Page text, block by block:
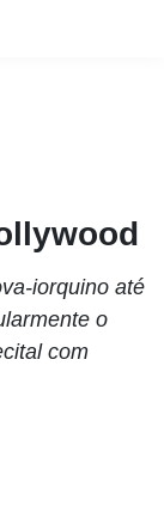
iorquino até
o
com